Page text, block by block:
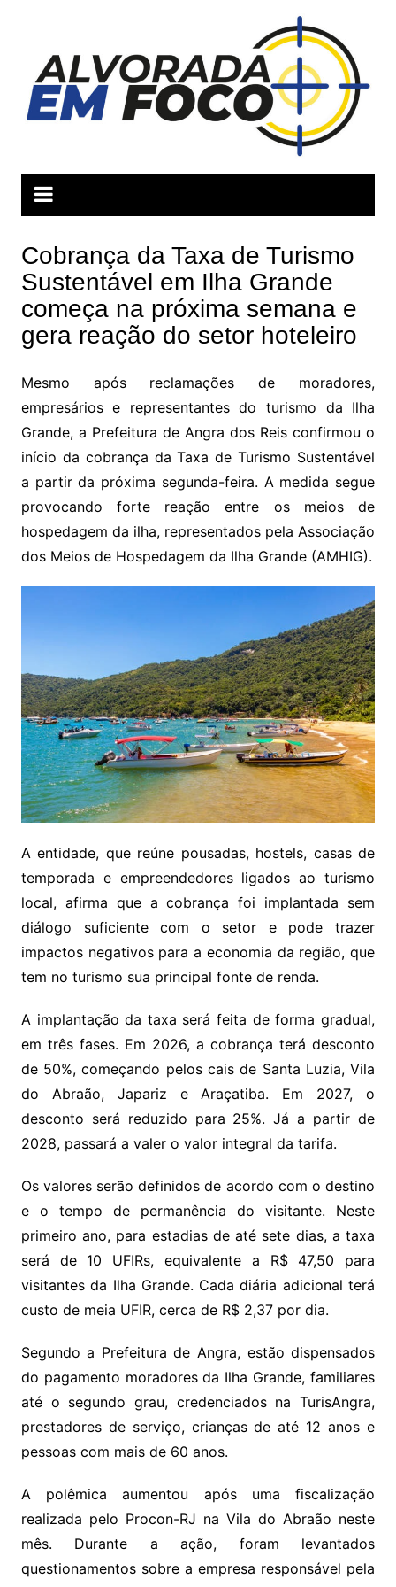
conteúdo
Cobrança da Taxa de Turismo
Sustentável em Ilha Grande
começa na próxima semana e
gera reação do setor hoteleiro
Mesmo após reclamações de moradores,
empresários e representantes do turismo da Ilha
Grande, a Prefeitura de Angra dos Reis confirmou o
início da cobrança da Taxa de Turismo Sustentável
a partir da próxima segunda-feira. A medida segue
provocando forte reação entre os meios de
hospedagem da ilha, representados pela Associação
dos Meios de Hospedagem da Ilha Grande (AMHIG).
A entidade, que reúne pousadas, hostels, casas de
temporada e empreendedores ligados ao turismo
local, afirma que a cobrança foi implantada sem
diálogo suficiente com o setor e pode trazer
impactos negativos para a economia da região, que
tem no turismo sua principal fonte de renda.
A implantação da taxa será feita de forma gradual,
em três fases. Em 2026, a cobrança terá desconto
de 50%, começando pelos cais de Santa Luzia, Vila
do Abraão, Japariz e Araçatiba. Em 2027, o
desconto será reduzido para 25%. Já a partir de
2028, passará a valer o valor integral da tarifa.
Os valores serão definidos de acordo com o destino
e o tempo de permanência do visitante. Neste
primeiro ano, para estadias de até sete dias, a taxa
será de 10 UFIRs, equivalente a R$ 47,50 para
visitantes da Ilha Grande. Cada diária adicional terá
custo de meia UFIR, cerca de R$ 2,37 por dia.
Segundo a Prefeitura de Angra, estão dispensados
do pagamento moradores da Ilha Grande, familiares
até o segundo grau, credenciados na TurisAngra,
prestadores de serviço, crianças de até 12 anos e
pessoas com mais de 60 anos.
A polêmica aumentou após uma fiscalização
realizada pelo Procon-RJ na Vila do Abraão neste
mês. Durante a ação, foram levantados
questionamentos sobre a empresa responsável pela